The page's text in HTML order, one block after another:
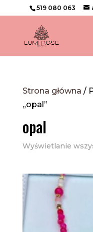
519 080 063
Strona główna /
„opal”
opal
Wyświetlanie